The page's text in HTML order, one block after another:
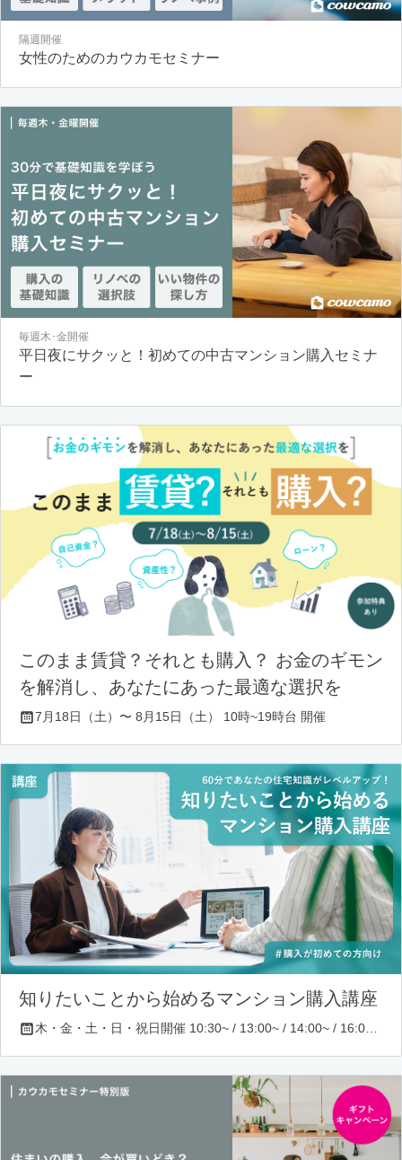
隔週開催
女性のためのカウカモセミナー
毎週木･金開催
平日夜にサクッと！初めての中古マンション購入セミナ
ー
このまま賃貸？それとも購入？ お金のギモン
を解消し、あなたにあった最適な選択を
7月18日（土）〜 8月15日（土） 10時~19時台 開催
知りたいことから始めるマンション購入講座
木・金・土・日・祝日開催 10:30~ / 13:00~ / 14:00~ / 16:00~ / 17:00~/ 18:30~/ 19:30~